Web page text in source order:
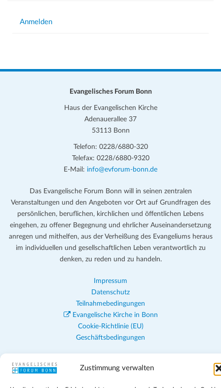
Zustimmung verwalten
Anmelden
Evangelisches Forum Bonn
Haus der Evangelischen Kirche
Adenauerallee 37
53113 Bonn
Telefon: 0228/6880-320
Telefax: 0228/6880-9320
E-Mail: info@evforum-bonn.de
Das Evangelische Forum Bonn will in seinen zentralen
Veranstaltungen und den Angeboten vor Ort auf Grundfragen des
persönlichen, beruflichen, kirchlichen und öffentlichen Lebens
eingehen, zu offener Begegnung und ehrlicher Auseinandersetzung
anregen und mithelfen, aus der Verheißung des Evangeliums heraus
im individuellen und gesellschaftlichen Leben verantwortlich zu
denken, zu reden und zu handeln.
Impressum
Datenschutz
Teilnahmebedingungen
Evangelische Kirche in Bonn
Cookie-Richtlinie (EU)
Geschäftsbedingungen